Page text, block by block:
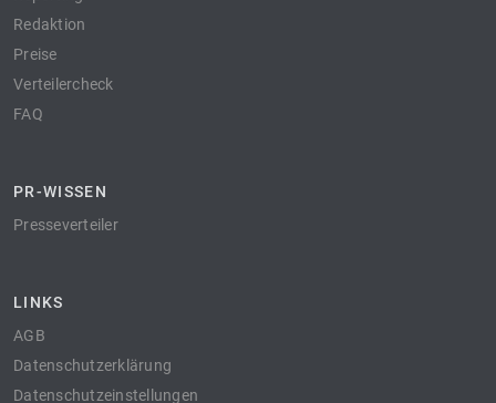
Redaktion
Preise
Verteilercheck
FAQ
PR-WISSEN
Presseverteiler
LINKS
AGB
Datenschutzerklärung
Datenschutzeinstellungen